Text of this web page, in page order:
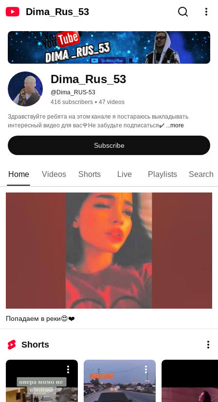
Dima_Rus_53
Dima_Rus_53
@Dima_RUS-53
416 subscribers • 47 videos
Здравствуйте ребята на этом канале я постараюсь выкладывать
интересный видео для вас🌹Не забудьте подписаться✔️ ...more
Subscribe
Home Videos Shorts Live Playlists Search
Попадаем в реки😍❤️
Shorts